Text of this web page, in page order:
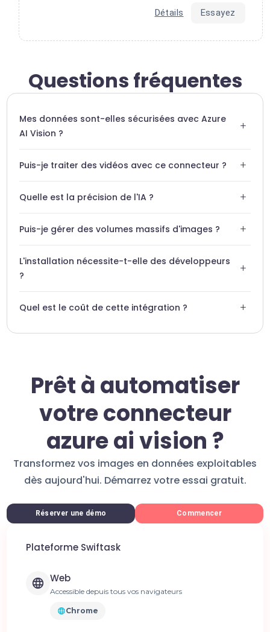
Détails Essayez
Questions fréquentes
Mes données sont-elles sécurisées avec Azure
AI Vision ?
+
les normes de sécurité d'Azure pour protéger vos images.
Puis-je traiter des vidéos avec ce connecteur ? +
mais Swiftask peut traiter des captures d'images issues de
Quelle est la précision de l'IA ? +
constamment mise à jour par Microsoft.
Puis-je gérer des volumes massifs d'images ? +
hautement scalable selon vos besoins.
L'installation nécessite-t-elle des développeurs
?
+
et intuitive.
Quel est le coût de cette intégration ? +
Prêt à automatiser
votre connecteur
azure ai vision ?
Transformez vos images en données exploitables
dès aujourd'hui. Démarrez votre essai gratuit.
Réserver une démo Commencer
Plateforme Swiftask
Web
Accessible depuis tous vos navigateurs
Chrome